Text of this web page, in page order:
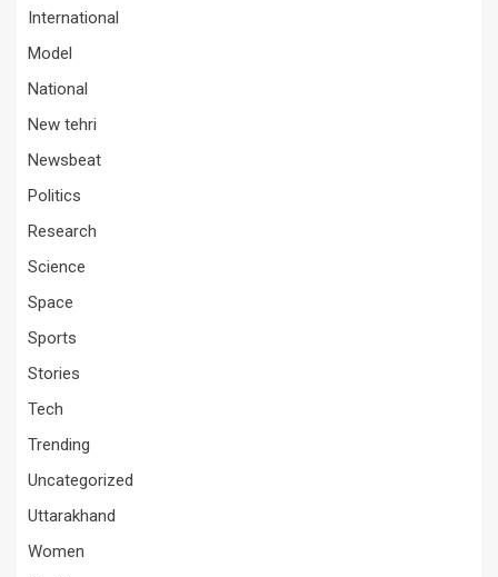
International
Model
National
New tehri
Newsbeat
Politics
Research
Science
Space
Sports
Stories
Tech
Trending
Uncategorized
Uttarakhand
Women